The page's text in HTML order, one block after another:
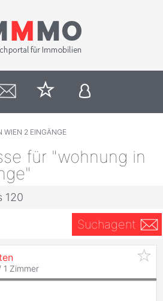
WIEN 2 EINGÄNGE
für "wohnung in
120
Suchagent
1 Zimmer